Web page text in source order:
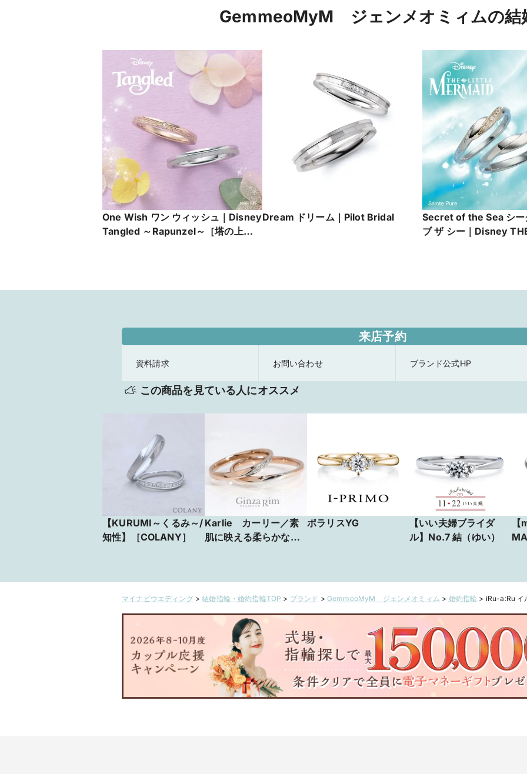
GemmeoMyM ジェンメオミィムの結
One Wish ワン ウィッシュ｜Disney
Tangled ～Rapunzel～［塔の上の
Dream ドリーム｜Pilot Bridal
Secret of the Sea シー
ブ ザ シー｜Disney
来店予約
資料請求 お問い合わせ ブランド公式HP
この商品を見ている人にオススメ
【KURUMI～くるみ～/
知性】［COLANY］
Karlie カーリー／素
肌に映える柔らかなピ
ポラリスYG
【いい夫婦ブライダ
ル】No.7 結（ゆい）
マイナビウエディング>結婚指輪・婚約指輪TOP > ブランド > GemmeoMyM ジェンメオミィム > 婚約指輪 > iRu-a:Ru イ